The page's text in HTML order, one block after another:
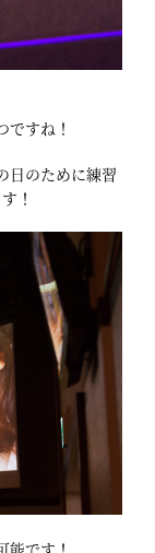
ですね！
日のために練習
！